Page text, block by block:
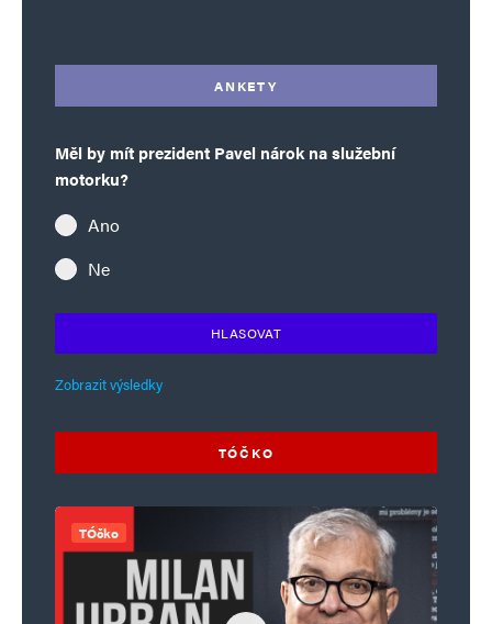
ANKETY
Měl by mít prezident Pavel nárok na služební
motorku?
Ano
Ne
HLASOVAT
Zobrazit výsledky
TÓČKO
TÓčko